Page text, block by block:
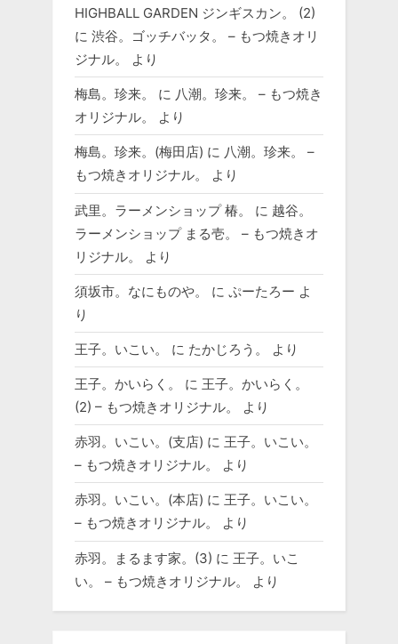
HIGHBALL GARDEN ジンギスカン。 (2)
に 渋谷。ゴッチバッタ。 – もつ焼きオリ
ジナル。
より
梅島。珍来。 に 八潮。珍来。 – もつ焼き
オリジナル。
より
梅島。珍来。(梅田店) に 八潮。珍来。 –
もつ焼きオリジナル。
より
武里。ラーメンショップ 椿。 に 越谷。
ラーメンショップ まる壱。 – もつ焼きオ
リジナル。
より
須坂市。なにものや。 に ぷーたろー よ
り
王子。いこい。 に たかじろう。 より
王子。かいらく。 に 王子。かいらく。
(2) – もつ焼きオリジナル。
より
赤羽。いこい。(支店) に 王子。いこい。
– もつ焼きオリジナル。
より
赤羽。いこい。(本店) に 王子。いこい。
– もつ焼きオリジナル。
より
赤羽。まるます家。(3) に 王子。いこ
い。 – もつ焼きオリジナル。
より